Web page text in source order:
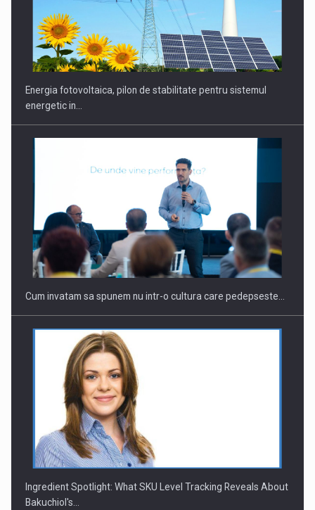
Energia fotovoltaica, pilon de stabilitate pentru sistemul
energetic in…
Cum invatam sa spunem nu intr-o cultura care pedepseste…
Ingredient Spotlight: What SKU Level Tracking Reveals About
Bakuchiol's…